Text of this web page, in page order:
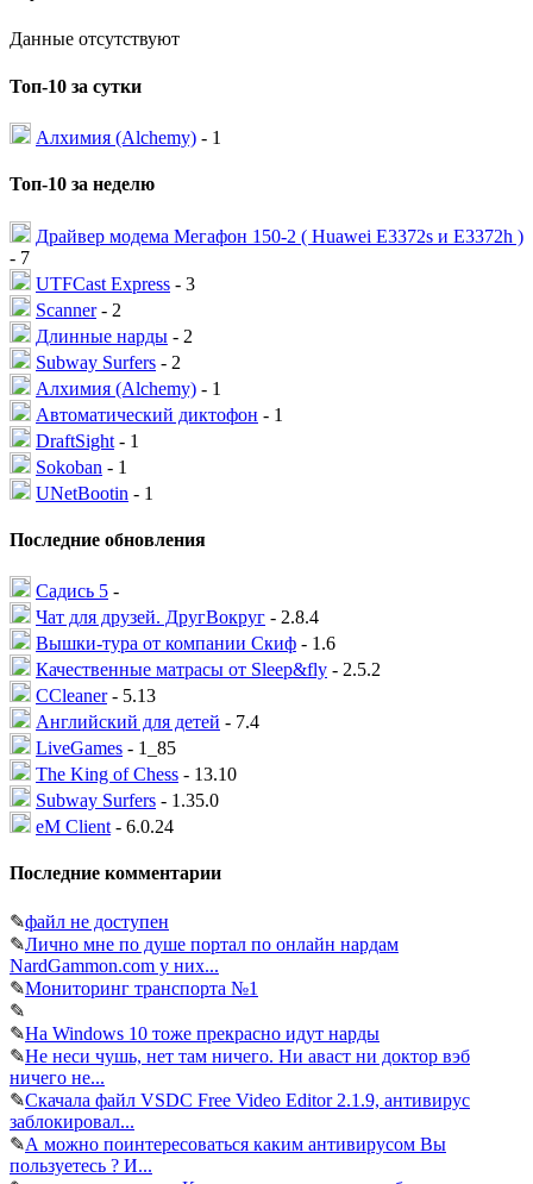
Данные отсутствуют
Топ-10 за сутки
Алхимия (Alchemy) - 1
Топ-10 за неделю
Драйвер модема Мегафон 150-2 ( Huawei E3372s и E3372h )
- 7
UTFCast Express - 3
Scanner- 2
Длинные нарды - 2
Subway Surfers - 2
Алхимия (Alchemy) - 1
Автоматический диктофон - 1
DraftSight - 1
Sokoban - 1
UNetBootin - 1
Последние обновления
Садись 5 -
Чат для друзей. ДругВокруг - 2.8.4
Вышки-тура от компании Скиф - 1.6
Качественные матрасы от Sleep&fly - 2.5.2
CCleaner- 5.13
Английский для детей - 7.4
LiveGames - 1_85
The King of Chess - 13.10
Subway Surfers - 1.35.0
eM Client - 6.0.24
Последние комментарии
✎файл не доступен
✎Лично мне по душе портал по онлайн нардам
NardGammon.com у них...
✎Мониторинг транспорта №1
✎
✎На Windows 10 тоже прекрасно идут нарды
✎Не неси чушь, нет там ничего. Ни аваст ни доктор вэб
ничего не...
✎Скачала файл VSDC Free Video Editor 2.1.9, антивирус
заблокировал...
✎А можно поинтересоваться каким антивирусом Вы
пользуетесь ? И...